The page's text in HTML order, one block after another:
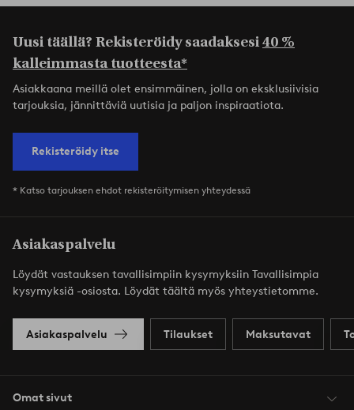
Uusi täällä? Rekisteröidy saadaksesi40 %
kalleimmasta tuotteesta*
Asiakkaana meillä olet ensimmäinen, jolla on eksklusiivisia
tarjouksia, jännittäviä uutisia ja paljon inspiraatiota.
Rekisteröidy itse
* Katso tarjouksen ehdot rekisteröitymisen yhteydessä
Asiakaspalvelu
Löydät vastauksen tavallisimpiin kysymyksiin Tavallisimpia
kysymyksiä -osiosta. Löydät täältä myös yhteystietomme.
Asiakaspalvelu Tilaukset Maksutavat
Omat sivut